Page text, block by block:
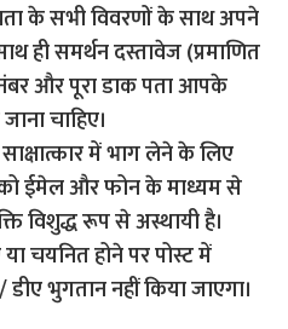
के सभी विवरणों के साथ अपने
ही समर्थन दस्तावेज (प्रमाणित
और पूरा डाक पता आपके
चाहिए।
में भाग लेने के लिए
को ईमेल और फोन के माध्यम से
विशुद्ध रूप से अस्थायी है।
चयनित होने पर पोस्ट में
भुगतान नहीं किया जाएगा।